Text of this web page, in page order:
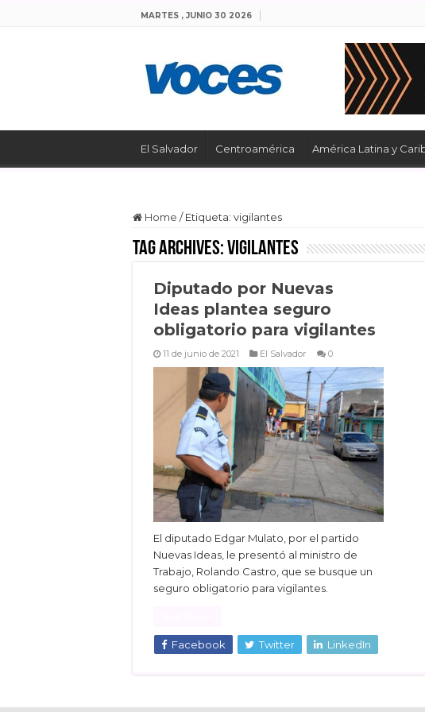
MARTES , JUNIO 30 2026
El Salvador Centroamérica América Latina y
Home / Etiqueta: vigilantes
Tag Archives:vigilantes
Diputado por Nuevas
Ideas plantea seguro
obligatorio para vigilantes
11 de junio de 2021 El Salvador 0
El diputado Edgar Mulato, por el partido
Nuevas Ideas, le presentó al ministro de
Trabajo, Rolando Castro, que se busque un
seguro obligatorio para vigilantes.
Facebook Twitter LinkedIn